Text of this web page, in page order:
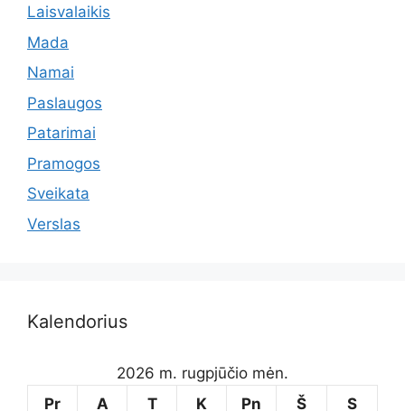
Laisvalaikis
Mada
Namai
Paslaugos
Patarimai
Pramogos
Sveikata
Verslas
Kalendorius
2026 m. rugpjūčio mėn.
Pr
A T K Pn Š S